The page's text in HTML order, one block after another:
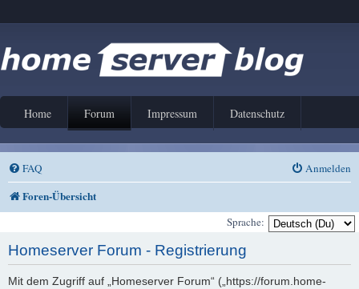
Home Forum Impressum Datenschutz
FAQ Anmelden
Foren-Übersicht
Sprache:
Homeserver Forum - Registrierung
Mit dem Zugriff auf „Homeserver Forum“ („https://forum.home-